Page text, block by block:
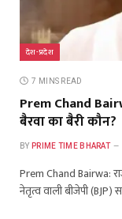
देश-प्रदेश
7 MINS READ
Prem Chand
बैरवा का बैरी कौन?
BY PRIME TIME BHARAT
Prem Chand Bairwa:
नेतृत्व वाली बीजेपी (BJP)